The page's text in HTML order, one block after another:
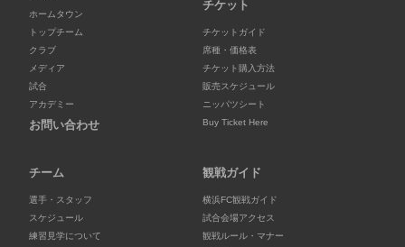
ホームタウン
トップチーム
クラブ
メディア
試合
アカデミー
お問い合わせ
チケット
チケットガイド
席種・価格表
チケット購入方法
販売スケジュール
ニッパツシート
Buy Ticket Here
チーム
選手・スタッフ
スケジュール
練習見学について
観戦ガイド
横浜FC観戦ガイド
試合会場アクセス
観戦ルール・マナー